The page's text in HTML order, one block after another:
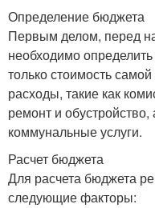
Определение бюджета
Первым делом, перед
необходимо
только стоимость
расходы, такие как
ремонт и
коммунальные услуги.
Расчет бюджета
Для расчета бюджета
следующие факторы: